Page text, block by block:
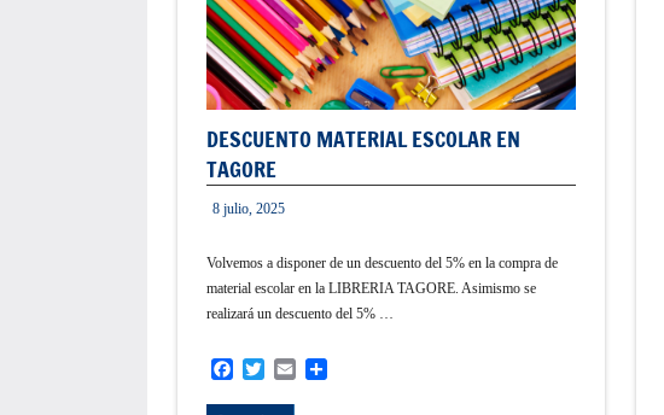
DESCUENTO MATERIAL ESCOLAR EN
TAGORE
8 julio, 2025
informacion
Volvemos a disponer de un descuento del 5% en la compra de
material escolar en la LIBRERIA TAGORE. Asimismo se
realizará un descuento del 5% …
FacebookTwitterEmail